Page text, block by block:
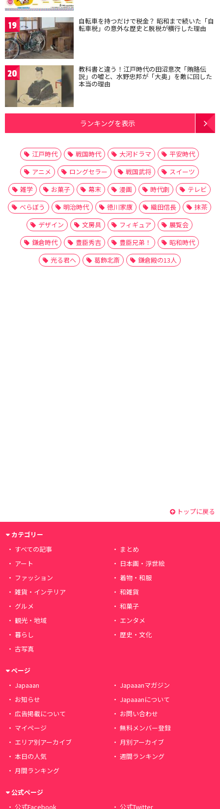
19 自転車を持つだけで税金？ 昭和まで続いた「自
転車税」の意外な歴史と脱税が横行した理由
20 教科書と違う！江戸時代の田沼意次「賄賂伝
説」の嘘と、水野忠邦が「大奥」を敵に回した
本当の理由
ランキングを表示
江戸時代 戦国時代 大河ドラマ
平安時代
アニメ
ロングセラー 戦国武将
スイーツ
雑学
お菓子 幕末 漫画 時代劇
テレビ
べらぼう
明治時代 徳川家康 織田信長
抹茶
デザイン
文房具 フィギュア
展覧会
鎌倉時代
豊臣秀吉 豊臣兄弟！
昭和時代
光る君へ
葛飾北斎 鎌倉殿の13人
トップに戻る
カテゴリー
すべての記事
まとめ
アート
日本画・浮世絵
ファッション
着物・和服
雑貨・インテリア
和雑貨
グルメ
和菓子
観光・地域
エンタメ
暮らし
歴史・文化
古写真
ページ
Japaaan
Japaaanマガジン
お知らせ
Japaaanについて
広告掲載について
お問い合わせ
マイページ
無料メンバー登録
エリア別アーカイブ
月別アーカイブ
本日の人気
週間ランキング
月間ランキング
公式ページ
公式Facebook
公式Twitter